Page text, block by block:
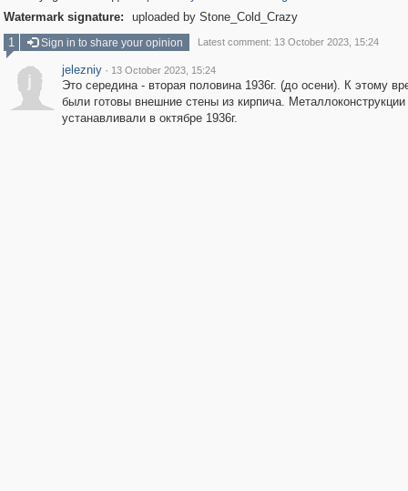
Watermark signature:
uploaded by Stone_Cold_Crazy
1
Sign in to share your opinion Latest comment: 13 October 2023, 15:24
j
jelezniy · 13 October 2023, 15:24
Это середина - вторая половина 1936г. (до осени). К этому
были готовы внешние стены из кирпича.
устанавливали в октябре 1936г.